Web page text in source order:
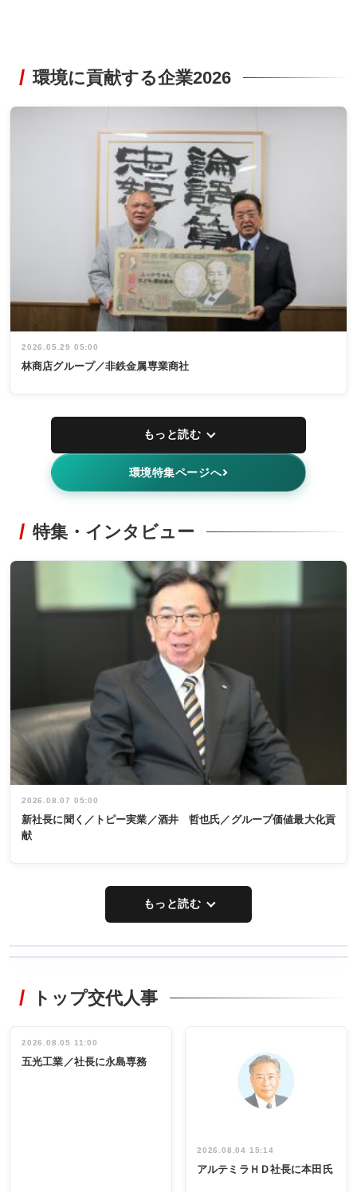
環境に貢献する企業2026
2026.05.29 05:00
林商店グループ／非鉄金属専業商社
もっと読む
環境特集ページへ
特集・インタビュー
2026.08.07 05:00
新社長に聞く／トピー実業／酒井 哲也氏／グループ価値最大化貢
献
もっと読む
非鉄業界で
インタビュ
ー／社内ア
タックトレー
祝う 業界関
係者ら220人
出席
トップ交代人事
2026.08.05 11:00
五光工業／社長に永島専務
2026.08.04 15:14
アルテミラＨＤ社長に本田氏